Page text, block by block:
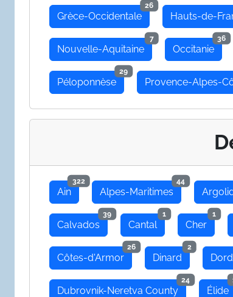
Grèce-Occidentale
26
Hauts-de-
Nouvelle-Aquitaine
7
Occitanie
36
Péloponnèse
29
Provence-Alpes-
Ain
322
Alpes-Maritimes
44
Calvados
39
Cantal
1
Cher
1
Côtes-d'Armor
26
Dinard
2
Dubrovnik-Neretva County
24
Élide